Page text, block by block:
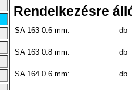
Rendelkezésre
SA 163 0.6 mm: db
SA 163 0.8 mm: db
SA 164 0.6 mm: db